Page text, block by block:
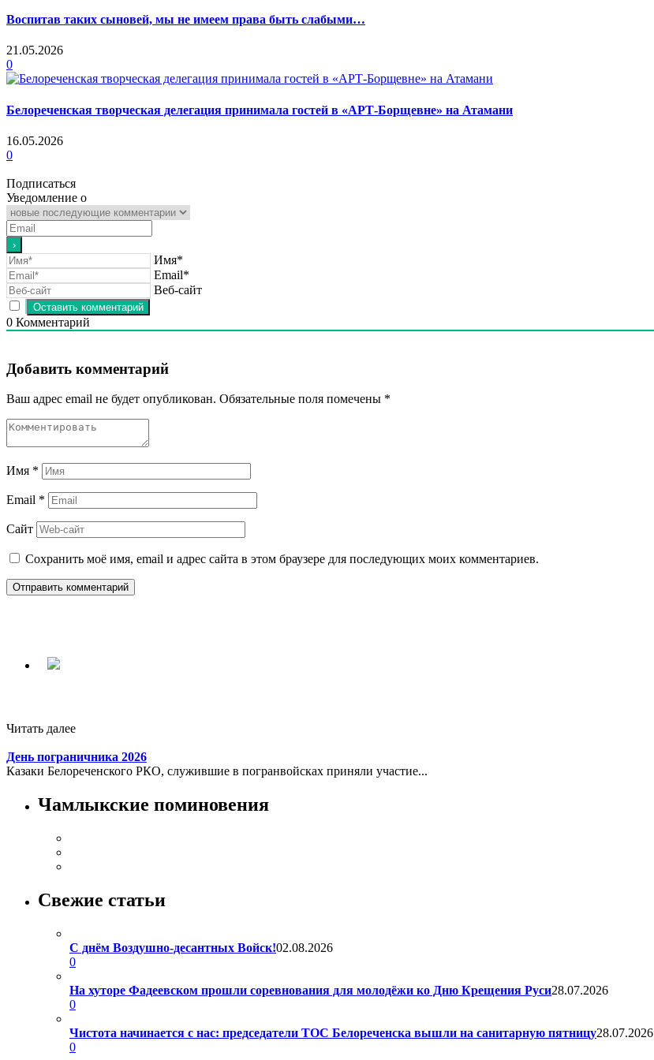
Воспитав таких сыновей, мы не имеем права быть слабыми…
21.05.2026
0
Белореченская творческая делегация принимала гостей в «АРТ-Борщевне» на Атамани
16.05.2026
0
Подписаться
Уведомление о
Имя*
Email*
Веб-сайт
0 Комментарий
Добавить комментарий
Ваш адрес email не будет опубликован. Обязательные поля помечены *
Имя *
Email *
Сайт
Сохранить моё имя, email и адрес сайта в этом браузере для последующих моих комментариев.
Читать далее
День пограничника 2026
Казаки Белореченского РКО, служившие в погранвойсках приняли участие...
Чамлыкские поминовения
Свежие статьи
С днём Воздушно-десантных Войск!02.08.2026
0
На хуторе Фадеевском прошли соревнования для молодёжи ко Дню Крещения Руси28.07.2026
0
Чистота начинается с нас: председатели ТОС Белореченска вышли на санитарную пятницу28.07.2026
0